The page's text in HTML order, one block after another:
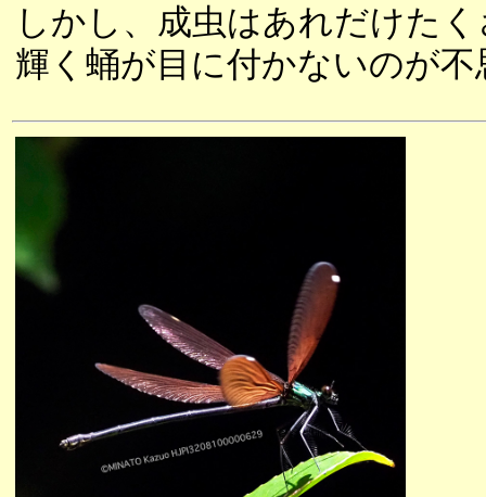
しかし、成虫はあれだけた
輝く蛹が目に付かないのが不